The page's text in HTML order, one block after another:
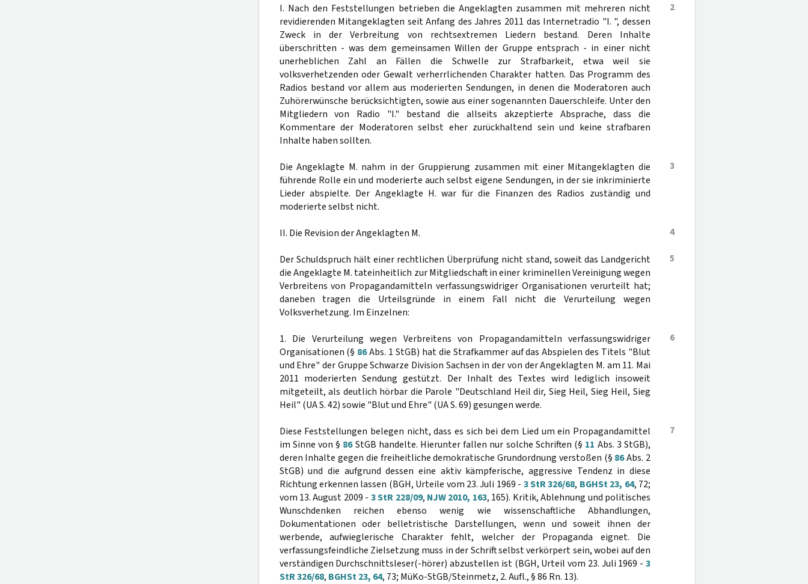
2
I. Nach den Feststellungen betrieben die Angeklagten zusammen mit mehreren nicht
revidierenden Mitangeklagten seit Anfang des Jahres 2011 das Internetradio "I. ", dessen
Zweck in der Verbreitung von rechtsextremen Liedern bestand. Deren Inhalte
überschritten - was dem gemeinsamen Willen der Gruppe entsprach - in einer nicht
unerheblichen Zahl an Fällen die Schwelle zur Strafbarkeit, etwa weil sie
volksverhetzenden oder Gewalt verherrlichenden Charakter hatten. Das Programm des
Radios bestand vor allem aus moderierten Sendungen, in denen die Moderatoren auch
Zuhörerwünsche berücksichtigten, sowie aus einer sogenannten Dauerschleife. Unter den
Mitgliedern von Radio "I." bestand die allseits akzeptierte Absprache, dass die
Kommentare der Moderatoren selbst eher zurückhaltend sein und keine strafbaren
Inhalte haben sollten.
3
Die Angeklagte M. nahm in der Gruppierung zusammen mit einer Mitangeklagten die
führende Rolle ein und moderierte auch selbst eigene Sendungen, in der sie inkriminierte
Lieder abspielte. Der Angeklagte H. war für die Finanzen des Radios zuständig und
moderierte selbst nicht.
4
II. Die Revision der Angeklagten M.
5
Der Schuldspruch hält einer rechtlichen Überprüfung nicht stand, soweit das Landgericht
die Angeklagte M. tateinheitlich zur Mitgliedschaft in einer kriminellen Vereinigung wegen
Verbreitens von Propagandamitteln verfassungswidriger Organisationen verurteilt hat;
daneben tragen die Urteilsgründe in einem Fall nicht die Verurteilung wegen
Volksverhetzung. Im Einzelnen:
6
1. Die Verurteilung wegen Verbreitens von Propagandamitteln verfassungswidriger
Organisationen (§ 86Abs. 1 StGB) hat die Strafkammer auf das Abspielen des Titels "Blut
und Ehre" der Gruppe Schwarze Division Sachsen in der von der Angeklagten M. am 11. Mai
2011 moderierten Sendung gestützt. Der Inhalt des Textes wird lediglich insoweit
mitgeteilt, als deutlich hörbar die Parole "Deutschland Heil dir, Sieg Heil, Sieg Heil, Sieg
Heil" (UA S. 42) sowie "Blut und Ehre" (UA S. 69) gesungen werde.
7
Diese Feststellungen belegen nicht, dass es sich bei dem Lied um ein Propagandamittel
im Sinne von § 86StGB handelte. Hierunter fallen nur solche Schriften (§ 11 Abs. 3 StGB),
deren Inhalte gegen die freiheitliche demokratische Grundordnung verstoßen (§ 86Abs. 2
StGB) und die aufgrund dessen eine aktiv kämpferische, aggressive Tendenz in diese
Richtung erkennen lassen (BGH, Urteile vom 23. Juli 1969 - 3 StR 326/68, BGHSt 23, 64, 72;
vom 13. August 2009 - 3 StR 228/09, NJW 2010, 163, 165). Kritik, Ablehnung und politisches
Wunschdenken reichen ebenso wenig wie wissenschaftliche Abhandlungen,
Dokumentationen oder belletristische Darstellungen, wenn und soweit ihnen der
werbende, aufwieglerische Charakter fehlt, welcher der Propaganda eignet. Die
verfassungsfeindliche Zielsetzung muss in der Schrift selbst verkörpert sein, wobei auf den
verständigen Durchschnittsleser(-hörer) abzustellen ist (BGH, Urteil vom 23. Juli 1969 - 3
StR 326/68, BGHSt 23, 64, 73; MüKo-StGB/Steinmetz, 2. Aufl., § 86 Rn. 13).